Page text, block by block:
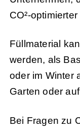
CO²-
Füllmaterial
werden, als
oder im Winter
Garten oder
Bei Fragen zu